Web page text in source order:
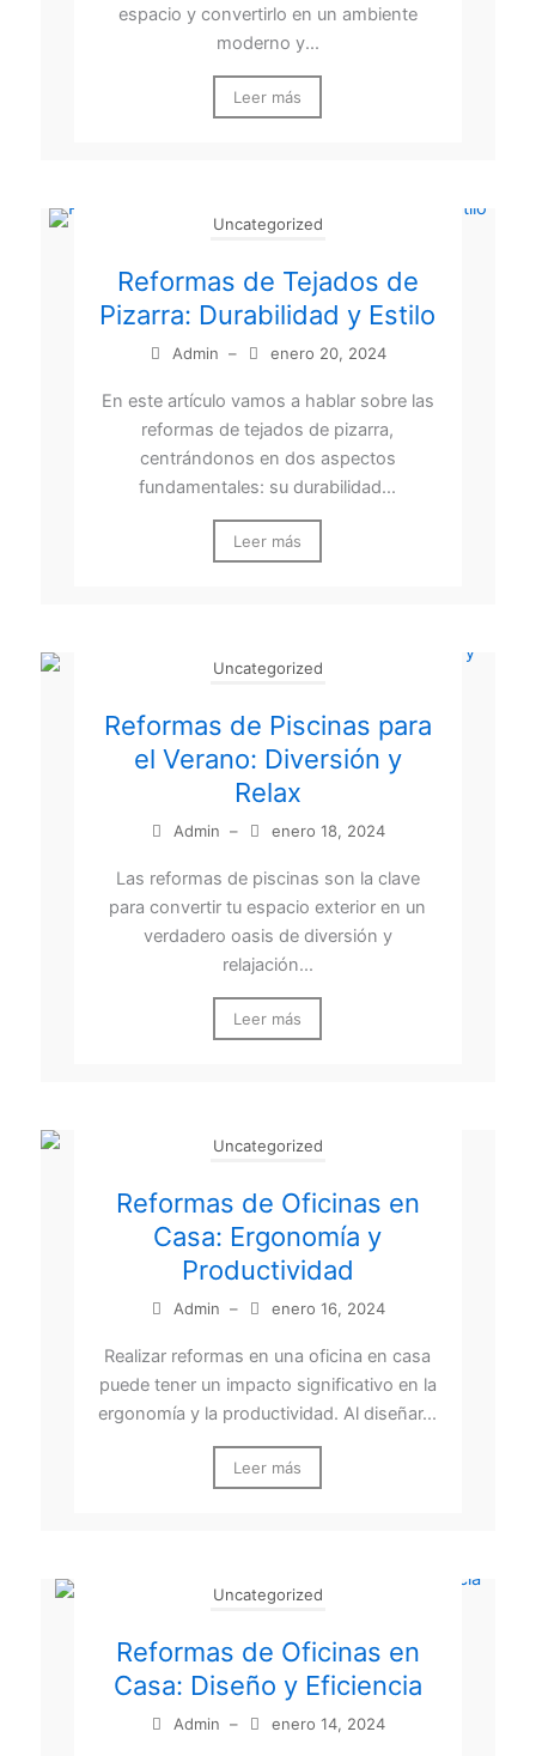
espacio y convertirlo en un ambiente
moderno y...
Leer más
Uncategorized
Reformas de Tejados de
Pizarra: Durabilidad y Estilo
Admin – enero 20, 2024
En este artículo vamos a hablar sobre las
reformas de tejados de pizarra,
centrándonos en dos aspectos
fundamentales: su durabilidad...
Leer más
Uncategorized
Reformas de Piscinas para
el Verano: Diversión y
Relax
Admin – enero 18, 2024
Las reformas de piscinas son la clave
para convertir tu espacio exterior en un
verdadero oasis de diversión y
relajación...
Leer más
Uncategorized
Reformas de Oficinas en
Casa: Ergonomía y
Productividad
Admin – enero 16, 2024
Realizar reformas en una oficina en casa
puede tener un impacto significativo en la
ergonomía y la productividad. Al diseñar...
Leer más
Uncategorized
Reformas de Oficinas en
Casa: Diseño y Eficiencia
Admin – enero 14, 2024